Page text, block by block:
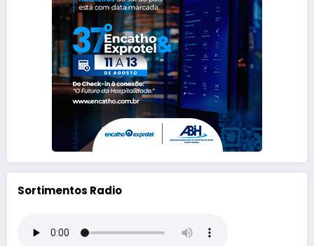
Sortimentos Radio